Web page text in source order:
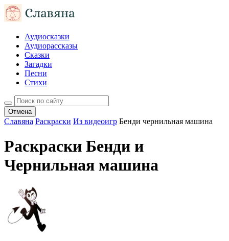
Аудиосказки
Аудиорассказы
Сказки
Загадки
Песни
Стихи
Отмена
Славяна Раскраски Из видеоигр Бенди чернильная машина
Раскраски Бенди и
Чернильная машина